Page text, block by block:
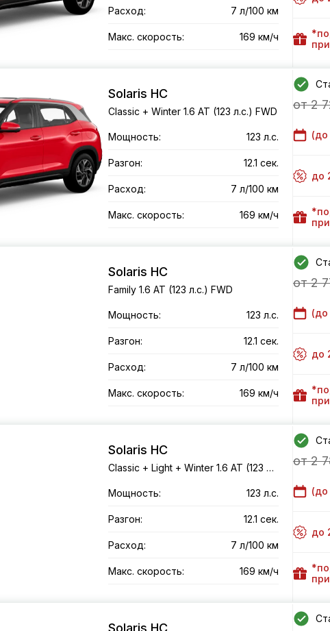
Расход: 7 л/100 км
Макс. скорость: 169 км/ч
Solaris HC
Classic + Winter 1.6 AT (123 л.с.) FWD
Мощность: 123 л.с.
Разгон: 12.1 сек.
Расход: 7 л/100 км
Макс. скорость: 169 км/ч
от 2
(до
до
Solaris HC
Family 1.6 AT (123 л.с.) FWD
Мощность: 123 л.с.
Разгон: 12.1 сек.
Расход: 7 л/100 км
Макс. скорость: 169 км/ч
от 2
(до
до
Solaris HC
Classic + Light + Winter 1.6 AT (123 л.с.) FWD
Мощность: 123 л.с.
Разгон: 12.1 сек.
Расход: 7 л/100 км
Макс. скорость: 169 км/ч
от 2
(до
до
Solaris HC